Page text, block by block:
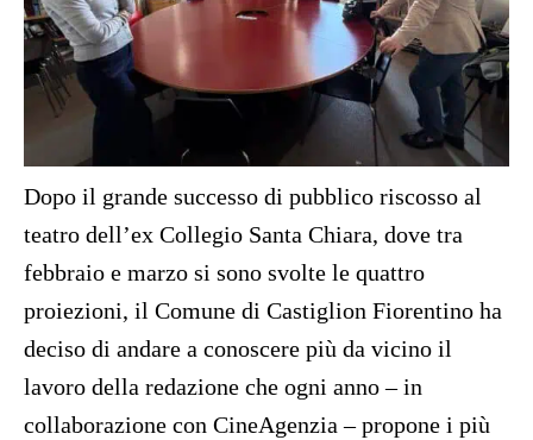
Dopo il grande successo di pubblico riscosso al
teatro dell’ex Collegio Santa Chiara, dove tra
febbraio e marzo si sono svolte le quattro
proiezioni, il Comune di Castiglion Fiorentino ha
deciso di andare a conoscere più da vicino il
lavoro della redazione che ogni anno – in
collaborazione con CineAgenzia – propone i più